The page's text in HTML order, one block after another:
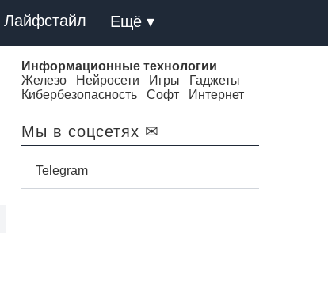
Лайфстайл Ещё ▾
Информационные технологии
Железо
Нейросети Игры
Гаджеты
Кибербезопасность
Софт Интернет
Мы в соцсетях ✉
Telegram